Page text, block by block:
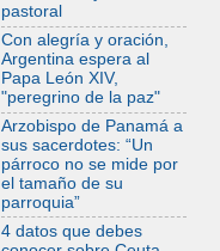
07.08.2026
Tagle: La guerra
desfigura el mundo,
solo la revelación
de Dios lo
transfigura
07.08.2026
Presentada la
Trienal de Arte de
las Universidades
Católicas:
«Exercises in
pastoral
Con alegría y oración,
Argentina espera al
Papa León XIV,
"peregrino de la paz"
Arzobispo de Panamá a
sus sacerdotes: “Un
párroco no se mide por
el tamaño de su
parroquia”
4 datos que debes